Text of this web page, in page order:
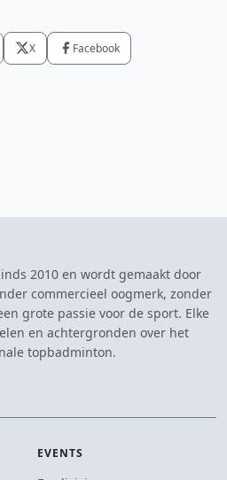
X Facebook
2010 en wordt gemaakt door
commercieel oogmerk, zonder
grote passie voor de sport. Elke
en achtergronden over het
topbadminton.
EVENTS